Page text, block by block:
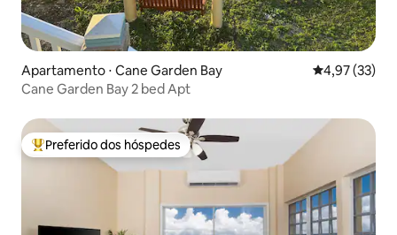
Apartamento ⋅ Cane Garden Bay 4,97 de uma
4,97 (33)
Cane Garden Bay 2 bed Apt
Entre os melhores preferidos dos hóspedes
Preferido dos hóspedes